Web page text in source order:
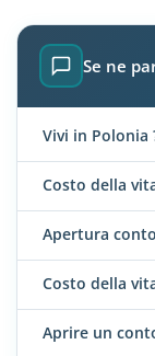
Se ne
Vivi in Polonia
Costo della
Apertura
Costo della
Aprire un